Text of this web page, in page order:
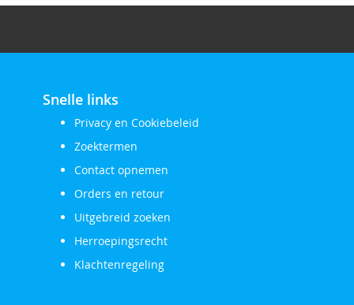
Snelle links
Privacy en Cookiebeleid
Zoektermen
Contact opnemen
Orders en retour
Uitgebreid zoeken
Herroepingsrecht
Klachtenregeling